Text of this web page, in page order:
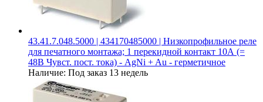
43.41.7.048.5000 | 434170485000 | Низкопрофильное реле
для печатного монтажа; 1 перекидной контакт 10А (=
48В Чувст. пост. тока) - AgNi + Au - герметичное
Наличие: Под заказ 13 недель